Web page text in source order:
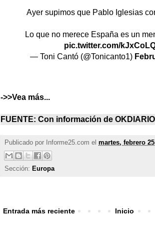
Ayer supimos que Pablo Iglesias
Lo que no merece España es un
pic.twitter.com/
— Toni Cantó (@Tonicanto1)
->>Vea más...
FUENTE: Con información de OKDIARIO
Publicado por Informe25.com el martes, febrero
Sección: Europa
Entrada más reciente Inicio